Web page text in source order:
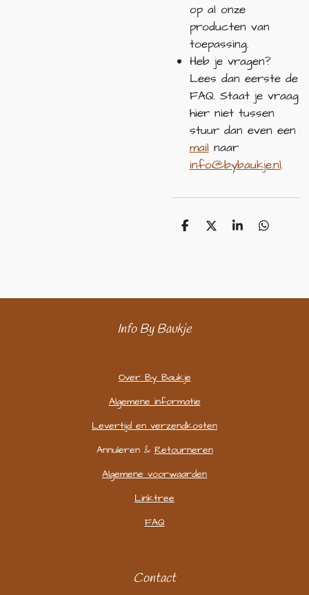
op al onze
producten van
toepassing.
Heb je vragen?
Lees dan eerste de
FAQ. Staat je vraag
hier niet tussen
stuur dan even een
mailnaar
info@bybaukje.nl.
D
D
S
D
Info By Baukje
Over By Baukje
Algemene informatie
Levertijd en verzendkosten
Annuleren & Retourneren
Algemene voorwaarden
Linktree
FAQ
Contact